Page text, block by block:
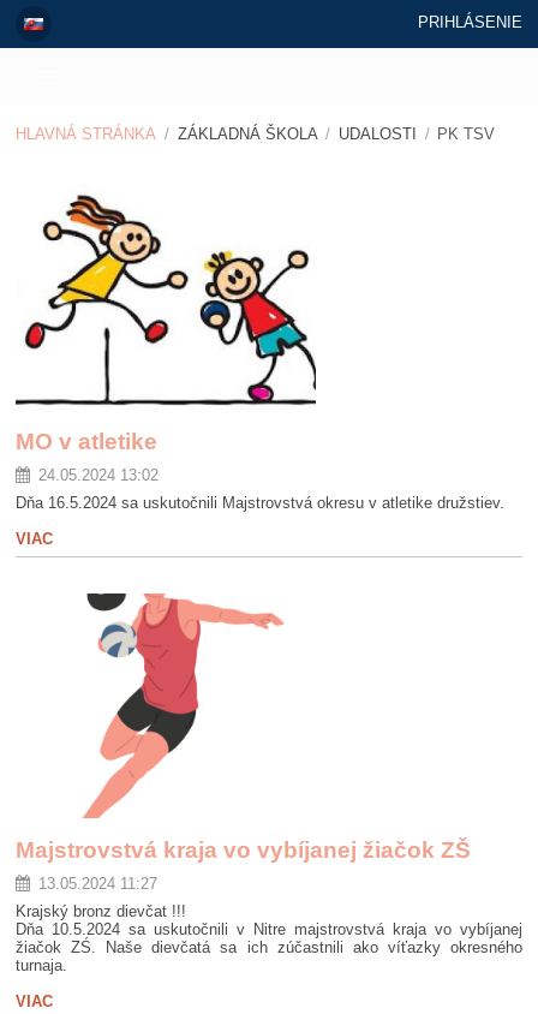
PRIHLÁSENIE
HLAVNÁ STRÁNKA / ZÁKLADNÁ ŠKOLA / UDALOSTI / PK TSV
MO v atletike
24.05.2024 13:02
Dňa 16.5.2024 sa uskutočnili Majstrovstvá okresu v atletike družstiev.
VIAC
Majstrovstvá kraja vo vybíjanej žiačok ZŠ
13.05.2024 11:27
Krajský bronz dievčat !!!
Dňa 10.5.2024 sa uskutočnili v Nitre majstrovstvá kraja vo vybíjanej
žiačok ZŚ. Naše dievčatá sa ich zúčastnili ako víťazky okresného
turnaja.
VIAC